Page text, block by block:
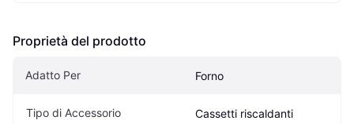
Proprietà del prodotto
Adatto Per Forno
Tipo di Accessorio Cassetti riscaldanti